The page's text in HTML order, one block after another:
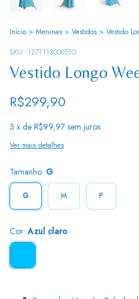
Início > Meninas > Vestidos > Vestido
SKU: 127111800051G
Vestido Longo
R$299,90
3 x de R$99,97 sem juros
Ver mais detalhes
Tamanho: G
G M P
Cor: Azul claro